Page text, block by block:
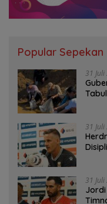
Popular Sepekan
31 Juli
31 Juli
31 Juli
Jordi